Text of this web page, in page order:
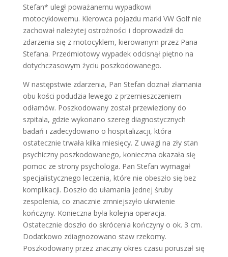
Stefan* uległ poważanemu wypadkowi
motocyklowemu. Kierowca pojazdu marki VW Golf nie
zachował należytej ostrożności i doprowadził do
zdarzenia się z motocyklem, kierowanym przez Pana
Stefana. Przedmiotowy wypadek odcisnął piętno na
dotychczasowym życiu poszkodowanego.
W następstwie zdarzenia, Pan Stefan doznał złamania
obu kości podudzia lewego z przemieszczeniem
odłamów. Poszkodowany został przewieziony do
szpitala, gdzie wykonano szereg diagnostycznych
badań i zadecydowano o hospitalizacji, która
ostatecznie trwała kilka miesięcy. Z uwagi na zły stan
psychiczny poszkodowanego, konieczna okazała się
pomoc ze strony psychologa. Pan Stefan wymagał
specjalistycznego leczenia, które nie obeszło się bez
komplikacji. Doszło do ułamania jednej śruby
zespolenia, co znacznie zmniejszyło ukrwienie
kończyny. Konieczna była kolejna operacja.
Ostatecznie doszło do skrócenia kończyny o ok. 3 cm.
Dodatkowo zdiagnozowano staw rzekomy.
Poszkodowany przez znaczny okres czasu poruszał się